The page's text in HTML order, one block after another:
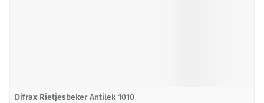
Difrax Rietjesbeker Antilek 1010